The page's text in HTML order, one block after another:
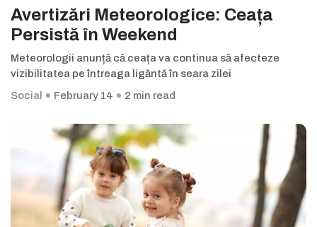
Avertizări Meteorologice: Ceața
Persistă în Weekend
Meteorologii anunță că ceața va continua să afecteze
vizibilitatea pe întreaga ligăntă în seara zilei
Social
February 14 2 min read